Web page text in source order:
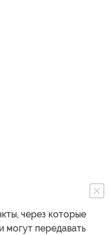
через которые
могут передавать